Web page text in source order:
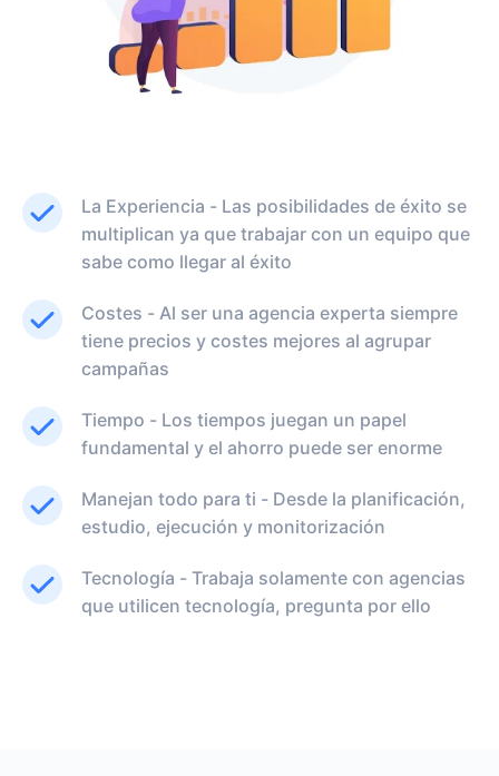
La Experiencia - Las posibilidades de éxito se
multiplican ya que trabajar con un equipo que
sabe como llegar al éxito
Costes - Al ser una agencia experta siempre
tiene precios y costes mejores al agrupar
campañas
Tiempo - Los tiempos juegan un papel
fundamental y el ahorro puede ser enorme
Manejan todo para ti - Desde la planificación,
estudio, ejecución y monitorización
Tecnología - Trabaja solamente con agencias
que utilicen tecnología, pregunta por ello